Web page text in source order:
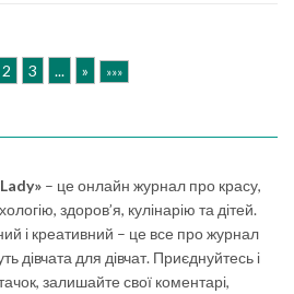
2 3 ... » »»»
– це онлайн журнал про красу,
здоров’я, кулінарію та дітей.
і креативний – це все про журнал
дівчата для дівчат. Приєднуйтесь і
залишайте свої коментарі,